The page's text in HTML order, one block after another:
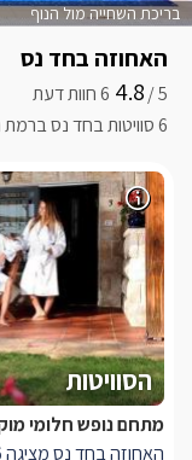
האחוזה בחד נס
5 /
4.8
6 סוויטות בחד נס ברמת הגולן
בריכת השחייה מול הנוף
הסוויטות
מתחם נופש חלומי